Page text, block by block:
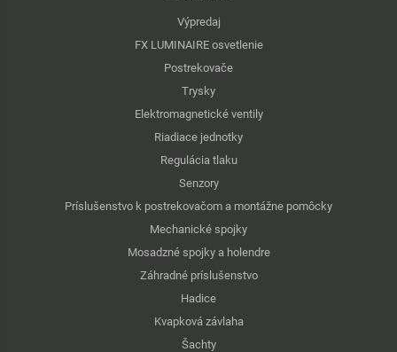
Výpredaj
FX LUMINAIRE osvetlenie
Postrekovače
Trysky
Elektromagnetické ventily
Riadiace jednotky
Regulácia tlaku
Senzory
Príslušenstvo k postrekovačom a montážne pomôcky
Mechanické spojky
Mosadzné spojky a holendre
Záhradné príslušenstvo
Hadice
Kvapková závlaha
Šachty